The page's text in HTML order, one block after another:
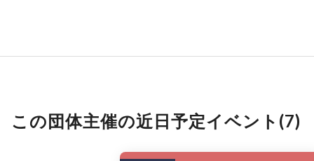
この団体主催の近日予定イベント(7)